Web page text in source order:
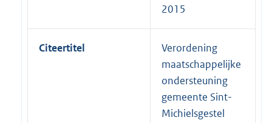
2015
Citeertitel
Verordening
maatschappelijke
ondersteuning
gemeente Sint-
Michielsgestel